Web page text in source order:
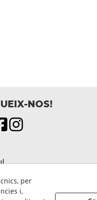
NOS!
per
i,